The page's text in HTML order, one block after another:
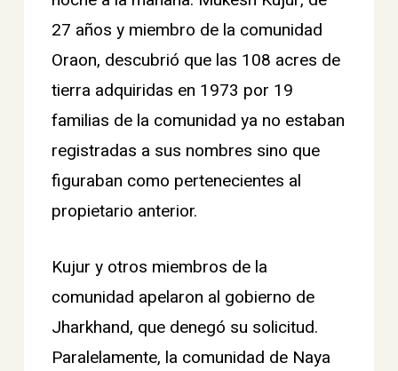
27 años y miembro de la comunidad
Oraon, descubrió que las 108 acres de
tierra adquiridas en 1973 por 19
familias de la comunidad ya no estaban
registradas a sus nombres sino que
figuraban como pertenecientes al
propietario anterior.
Kujur y otros miembros de la
comunidad apelaron al gobierno de
Jharkhand, que denegó su solicitud.
Paralelamente, la comunidad de Naya